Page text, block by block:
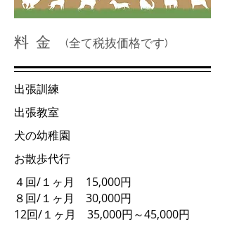
料 金 (全て税抜価格です)
出張訓練
出張教室
​犬の幼稚園
お散歩代行
４回/１ヶ月 15,000円
８回/１ヶ月 30,000円
12回/１ヶ月 35,000円～45,000円